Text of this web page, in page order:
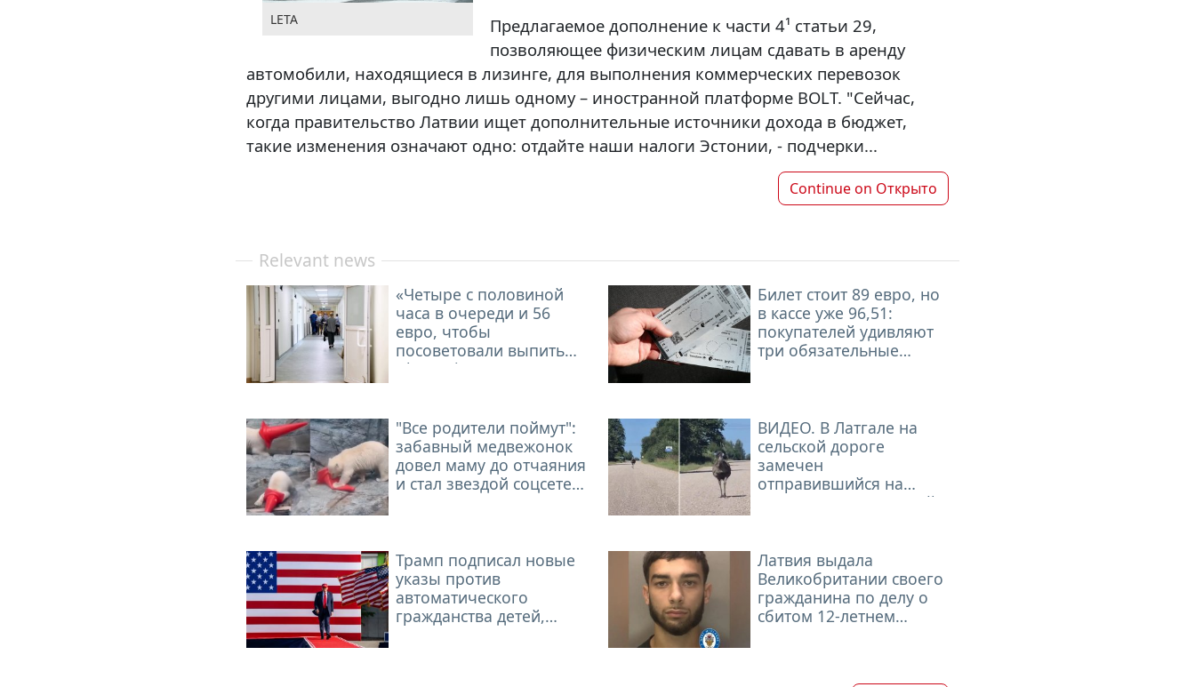
LETA
Предлагаемое дополнение к части 4¹ статьи 29,
позволяющее физическим лицам сдавать в аренду
автомобили, находящиеся в лизинге, для выполнения коммерческих перевозок
другими лицами, выгодно лишь одному – иностранной платформе BOLT. "Сейчас,
когда правительство Латвии ищет дополнительные источники дохода в бюджет,
такие изменения означают одно: отдайте наши налоги Эстонии, - подчерки...
Continue on Открыто
Relevant news
«Четыре с половиной
часа в очереди и 56
евро, чтобы
посоветовали выпить
“Ibumetin”». Опыт Яниса
прежде чем обращаться
за помощью
Билет стоит 89 евро, но
в кассе уже 96,51:
покупателей удивляют
три обязательные
"Все родители поймут":
забавный медвежонок
довел маму до отчаяния
и стал звездой соцсетей.
ВИДЕО. В Латгале на
сельской дороге
замечен
отправившийся на
прогулку экзотический
Трамп подписал новые
указы против
автоматического
гражданства детей,
Латвия выдала
Великобритании своего
гражданина по делу о
сбитом 12-летнем